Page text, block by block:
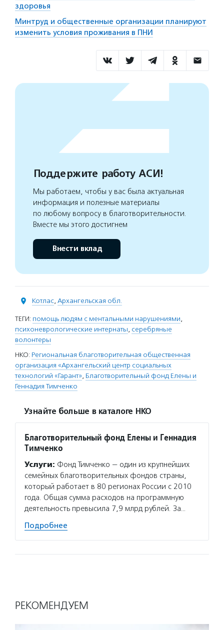
здоровья
Минтруд и общественные организации планируют
изменить условия проживания в ПНИ
Поддержите работу АСИ!
Мы работаем, чтобы у вас была актуальная
информация и полезные материалы
по любому вопросу в благотворительности.
Вместе мы этого достигнем
Внести вклад
Котлас, Архангельская обл.
ТЕГИ: помощь людям с ментальными нарушениями,
психоневрологические интернаты, серебряные
волонтеры
НКО: Региональная благотворительная общественная
организация «Архангельский центр социальных
технологий «Гарант», Благотворительный фонд Елены и
Геннадия Тимченко
Узнайте больше в каталоге НКО
Благотворительный фонд Елены и Геннадия
Тимченко
Услуги: Фонд Тимченко — один из крупнейших
семейных благотворительных фондов страны,
который работает в 80 регионах России с 2010
года. Общая сумма расходов на программную
деятельность превысила 7,9 млрд рублей. За…
Подробнее
РЕКОМЕНДУЕМ